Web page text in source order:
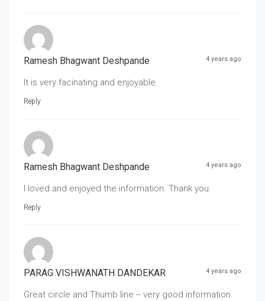
Ramesh Bhagwant Deshpande 4 years ago
It is very facinating and enjoyable.
Reply
Ramesh Bhagwant Deshpande 4 years ago
I loved and enjoyed the information. Thank you.
Reply
PARAG VISHWANATH DANDEKAR 4 years ago
Great circle and Thumb line -- very good information.